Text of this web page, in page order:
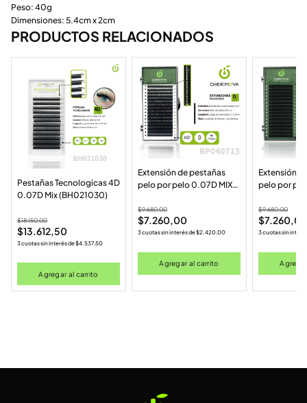
Peso: 40g
Dimensiones: 5.4cm x 2cm
PRODUCTOS RELACIONADOS
Pestañas Tecnologicas 4D
0.07D Mix (BH021030)
$18.150,00
$13.612,50
3 cuotas sin interés de$4.537,50
Agregar al carrito
Extensión de pestañas
pelo por pelo 0.07D MIX
$9.680,00
$7.260,00
3 cuotas sin interés de$2.420,00
Agregar al carrito
Extensión
pelo por
$9.680,00
$7.260,00
3 cuotas sin